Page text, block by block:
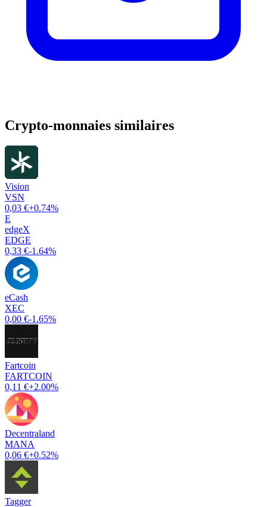
Crypto-monnaies similaires
Vision
VSN
0,03 €+0.74%
E
edgeX
EDGE
0,33 €-1.64%
eCash
XEC
0,00 €-1.65%
Fartcoin
FARTCOIN
0,11 €+2.00%
Decentraland
MANA
0,06 €+0.52%
Tagger